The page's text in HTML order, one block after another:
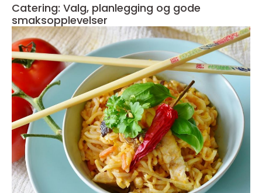
Catering: Valg, planlegging og gode
smaksopplevelser